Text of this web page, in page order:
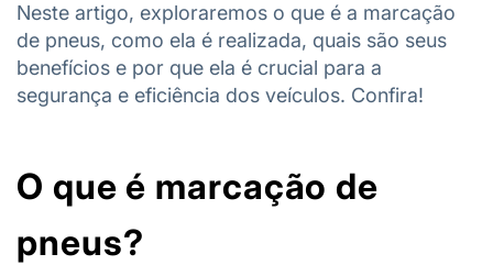
Neste artigo, exploraremos o que é a marcação
de pneus, como ela é realizada, quais são seus
benefícios e por que ela é crucial para a
segurança e eficiência dos veículos. Confira!
O que é marcação de
pneus?